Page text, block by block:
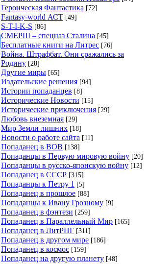
Героическая Фантастика [72]
Fantasy-world АСТ [49]
S-T-I-K-S [86]
СМЕРШ – спецназ Сталина [45]
Бесплатные книги на Литрес [76]
Война. Штрафбат. Они сражались за
Родину [28]
Другие миры [65]
Издательские решения [94]
Истории попаданцев [8]
Исторические Новости [15]
Исторические приключения [29]
Любовь внеземная [29]
Мир Земли лишних [18]
Новости о работе сайта [11]
Попаданец в ВОВ [138]
Попаданцы в Первую мировую войну [20]
Попаданцы в русско-японскую войну [12]
Попаданец в СССР [315]
Попаданцы к Петру 1 [5]
Попаданец в прошлое [88]
Попаданцы к Ивану Грозному [9]
Попаданец в фэнтези [259]
Попаданец в Параллельный Мир [165]
Попаданец в ЛитРПГ [311]
Попаданец в другом мире [186]
Попаданец в космос [159]
Попаданец на другую планету [48]